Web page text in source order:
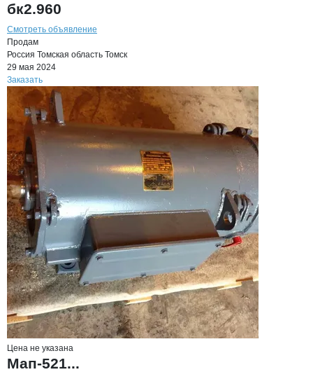
бк2.960
Смотреть объявление
Продам
Россия Томская область Томск
29 мая 2024
Заказать
Цена не указана
Мап-521...